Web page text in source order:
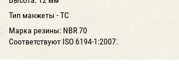
Тип манжеты - ТС
Марка резины: NBR 70
Соответствуют ISO 6194-1:2007.